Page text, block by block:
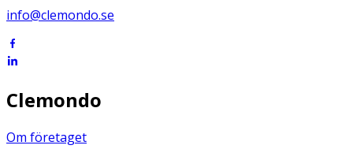
info@clemondo.se
Clemondo
Om företaget